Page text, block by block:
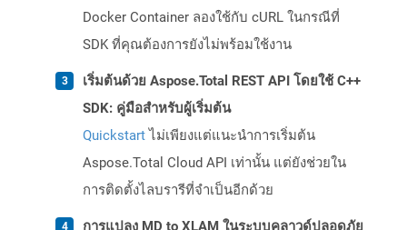
Docker Container ลองใช้กับ cURL ในกรณีที่
SDK ที่คุณต้องการยังไม่พร้อมใช้งาน
เริ่มต้นด้วย Aspose.Total REST API โดยใช้ C++
SDK: คู่มือสำหรับผู้เริ่มต้น
Quickstartไม่เพียงแต่แนะนำการเริ่มต้น
Aspose.Total Cloud API เท่านั้น แต่ยังช่วยใน
การติดตั้งไลบรารีที่จำเป็นอีกด้วย
การแปลง MD to XLAM ในระบบคลาวด์ปลอดภัย